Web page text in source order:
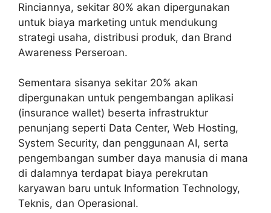
Rinciannya, sekitar 80% akan dipergunakan
untuk biaya marketing untuk mendukung
strategi usaha, distribusi produk, dan Brand
Awareness Perseroan.
Sementara sisanya sekitar 20% akan
dipergunakan untuk pengembangan aplikasi
(insurance wallet) beserta infrastruktur
penunjang seperti Data Center, Web Hosting,
System Security, dan penggunaan AI, serta
pengembangan sumber daya manusia di mana
di dalamnya terdapat biaya perekrutan
karyawan baru untuk Information Technology,
Teknis, dan Operasional.